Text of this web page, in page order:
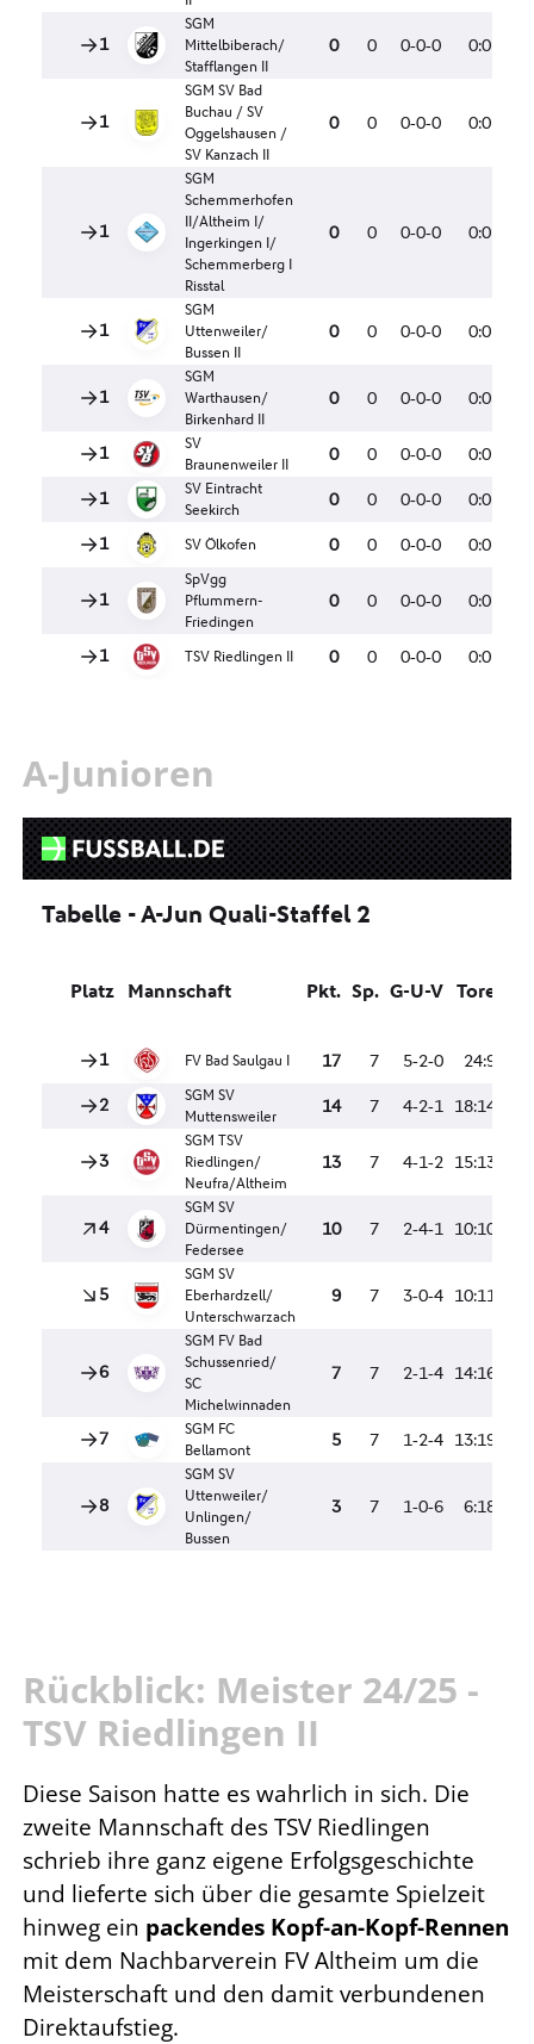
A-Junioren
Rückblick: Meister 24/25 -
TSV Riedlingen II
Diese Saison hatte es wahrlich in sich. Die
zweite Mannschaft des TSV Riedlingen
schrieb ihre ganz eigene Erfolgsgeschichte
und lieferte sich über die gesamte Spielzeit
hinweg ein packendes Kopf-an-Kopf-Rennen
mit dem Nachbarverein FV Altheim um die
Meisterschaft und den damit verbundenen
Direktaufstieg.